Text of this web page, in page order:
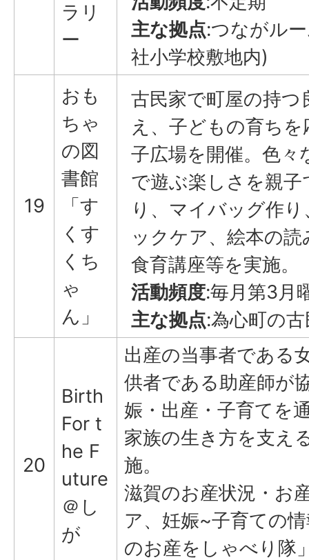
ラリ
ー
主な拠点:つながル
社小学校敷地内)
19
おも
ちゃ
の図
書館
「す
くす
くち
ゃ
ん」
古民家で町屋の持つ
え、子どもの育ち
子広場を開催。色々
で遊ぶ楽しさを親子
り、マイバッグ作
ックケア、絵本の
食育講座等を実施。
活動頻度:毎月第3月
主な拠点:為心町の
20
Birth
For t
he F
uture
＠し
が
出産の当事者である
供者である助産師が
娠・出産・子育てを
家族の生き方を支え
施。
滋賀のお産状況・お
ア、妊娠~子育ての
のお産をしゃべり隊